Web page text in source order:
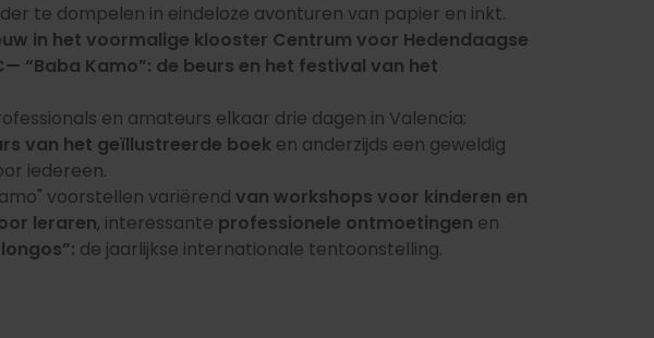
te dompelen in eindeloze avonturen van papier en inkt.
in het voormalige klooster Centrum voor Hedendaagse
“Baba Kamo”: de beurs en het festival van het
en amateurs elkaar drie dagen in Valencia:
van het geïllustreerde boek en anderzijds een geweldig
iedereen.
voorstellen variërend van workshops voor kinderen en
leraren, interessante professionele ontmoetingen en
de jaarlijkse internationale tentoonstelling.